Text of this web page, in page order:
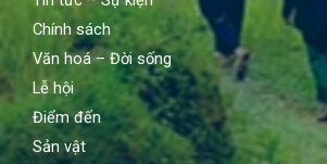
Chính sách
Văn hoá – Đời sống
Lễ hội
Điểm đến
Sản vật